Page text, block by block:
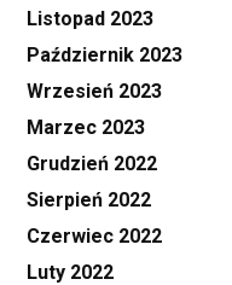
Listopad 2023
Październik 2023
Wrzesień 2023
Marzec 2023
Grudzień 2022
Sierpień 2022
Czerwiec 2022
Luty 2022